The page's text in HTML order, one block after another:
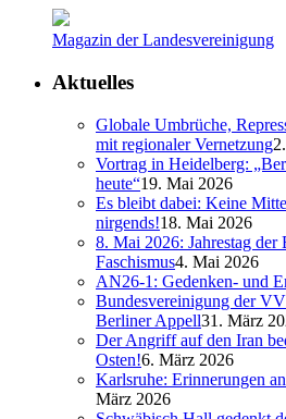
Magazin der Landesvereinigung
Aktuelles
Globale Umbrüche,
mit regionaler Vernetzung
Vortrag in Heidelberg:
heute“19. Mai 2026
Es bleibt dabei: Keine
nirgends!18. Mai 2026
8. Mai 2026: Jahrestag
Faschismus4. Mai 2026
AN26-1: Gedenken- und
Bundesvereinigung der
Berliner Appell31. März
Der Angriff auf den Iran
Osten!6. März 2026
Karlsruhe: Erinnerungen
März 2026